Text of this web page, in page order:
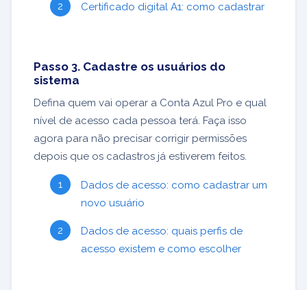
Certificado digital A1: como cadastrar
Passo 3. Cadastre os usuários do
sistema
Defina quem vai operar a Conta Azul Pro e qual
nível de acesso cada pessoa terá. Faça isso
agora para não precisar corrigir permissões
depois que os cadastros já estiverem feitos.
Dados de acesso: como cadastrar um
novo usuário
Dados de acesso: quais perfis de
acesso existem e como escolher